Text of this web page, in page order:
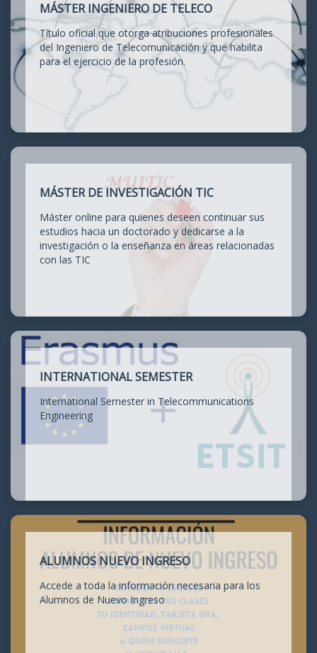
MÁSTER INGENIERO DE TELECO
Título oficial que otorga atribuciones profesionales
del Ingeniero de Telecomunicación y que habilita
para el ejercicio de la profesión.
MÁSTER DE INVESTIGACIÓN TIC
Máster online para quienes deseen continuar sus
estudios hacia un doctorado y dedicarse a la
investigación o la enseñanza en áreas relacionadas
con las TIC
INTERNATIONAL SEMESTER
International Semester in Telecommunications
Engineering
ALUMNOS NUEVO INGRESO
Accede a toda la información necesaria para los
Alumnos de Nuevo Ingreso